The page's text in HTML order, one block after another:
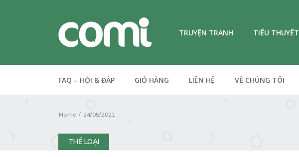
TRUYỆN TRANH TIỂU THUYẾT
FAQ – HỎI & ĐÁP GIỎ HÀNG LIÊN HỆ VỀ CHÚNG TÔI
Home 24/05/2021
THỂ LOẠI